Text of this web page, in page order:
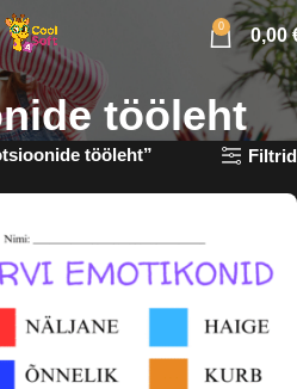
0 0,00
tööleht
tööleht” Filtrid